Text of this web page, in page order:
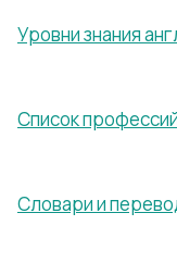
Уровни знания
Список
Словари и